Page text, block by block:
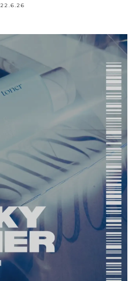
22.6.26